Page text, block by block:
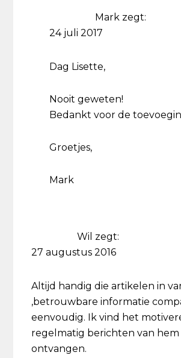
Mark zegt:
24 juli 2017
Dag Lisette,
Nooit geweten!
Bedankt voor de
Groetjes,
Mark
Wil zegt:
27 augustus 2016
Altijd handig die artikelen in
,betrouwbare informatie
eenvoudig. Ik vind het
regelmatig berichten van hem
ontvangen.